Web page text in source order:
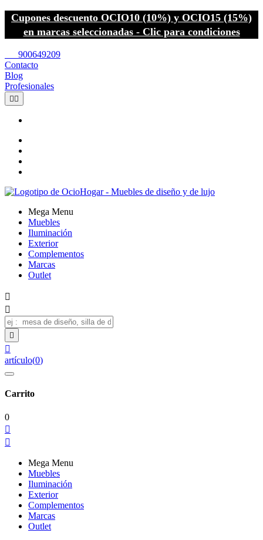
Cupones descuento OCIO10 (10%) y OCIO15 (15%)
en marcas seleccionadas - Clic para condiciones
900649209
Contacto
Blog
Profesionales
 
Mega Menu
Muebles
Iluminación
Exterior
Complementos
Marcas
Outlet




artículo(0)
Carrito
0


Mega Menu
Muebles
Iluminación
Exterior
Complementos
Marcas
Outlet